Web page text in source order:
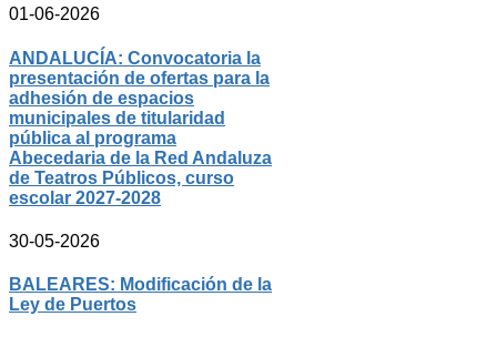
01-06-2026
ANDALUCÍA: Convocatoria la
presentación de ofertas para la
adhesión de espacios
municipales de titularidad
pública al programa
Abecedaria de la Red Andaluza
de Teatros Públicos, curso
escolar 2027-2028
30-05-2026
BALEARES: Modificación de la
Ley de Puertos